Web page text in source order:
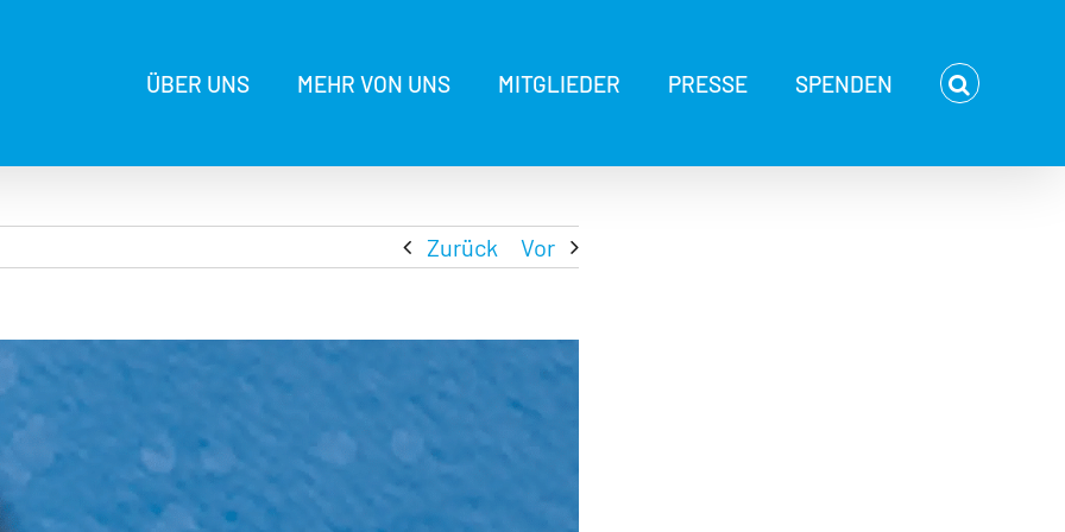
ÜBER UNS MEHR VON UNS MITGLIEDER PRESSE SPENDEN
Zurück Vor